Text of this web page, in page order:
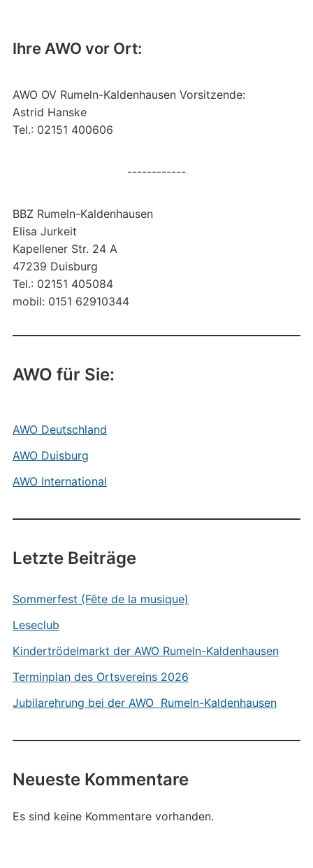
Ihre AWO vor Ort:
AWO OV Rumeln-Kaldenhausen Vorsitzende:
Astrid Hanske
Tel.: 02151 400606
------------
BBZ Rumeln-Kaldenhausen
Elisa Jurkeit
Kapellener Str. 24 A
47239 Duisburg
Tel.: 02151 405084
mobil: 0151 62910344
AWO für Sie:
AWO Deutschland
AWO Duisburg
AWO International
Letzte Beiträge
Sommerfest (Fête de la musique)
Leseclub
Kindertrödelmarkt der AWO Rumeln-Kaldenhausen
Terminplan des Ortsvereins 2026
Jubilarehrung bei der AWO Rumeln-Kaldenhausen
Neueste Kommentare
Es sind keine Kommentare vorhanden.